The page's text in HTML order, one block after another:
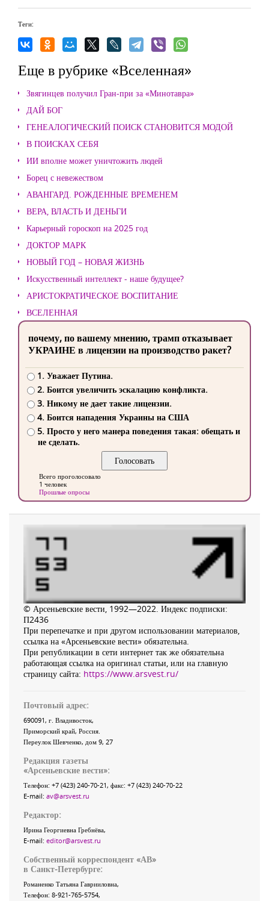
Теги:
Еще в рубрике «Вселенная»
Звягинцев получил Гран-при за «Минотавра»
ДАЙ БОГ
ГЕНЕАЛОГИЧЕСКИЙ ПОИСК СТАНОВИТСЯ МОДОЙ
В ПОИСКАХ СЕБЯ
ИИ вполне может уничтожить людей
Борец с невежеством
АВАНГАРД. РОЖДЕННЫЕ ВРЕМЕНЕМ
ВЕРА, ВЛАСТЬ И ДЕНЬГИ
Карьерный гороскоп на 2025 год
ДОКТОР МАРК
НОВЫЙ ГОД – НОВАЯ ЖИЗНЬ
Искусственный интеллект - наше будущее?
АРИСТОКРАТИЧЕСКОЕ ВОСПИТАНИЕ
ВСЕЛЕННАЯ
почему, по вашему мнению, трамп отказывает
УКРАИНЕ в лицензии на производство ракет?
1. Уважает Путина.
2. Боится увеличить эскалацию конфликта.
3. Никому не дает такие лицензии.
4. Боится нападения Украины на США
5. Просто у него манера поведения такая: обещать и
не сделать.
Всего проголосовало
1 человек
Прошлые опросы
© Арсеньевские вести, 1992—2022. Индекс подписки:
П2436
При перепечатке и при другом использовании материалов,
ссылка на «Арсеньевские вести» обязательна.
При републикации в сети интернет так же обязательна
работающая ссылка на оригинал статьи, или на главную
страницу сайта: https://www.arsvest.ru/
Почтовый адрес:
690091, г. Владивосток,
Приморский край, Россия
Переулок Шевченко, дом 9, 27
Редакция газеты
«Арсеньевские вести»:
Телефон: +7 (423) 240-70-21, факс: +7 (423) 240-70-22
E-mail: av@arsvest.ru
Редактор:
Ирина Георгиевна Гребнёва,
E-mail: editor@arsvest.ru
Собственный корреспондент «АВ»
в Санкт-Петербурге:
Романенко Татьяна Гаврииловна,
Телефон: 8-921-765-5754,